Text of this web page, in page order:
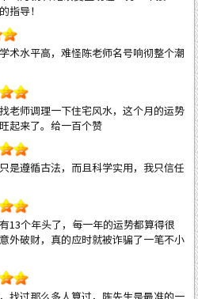
水平高，难怪陈老师名号响彻整个潮
师调理一下住宅风水，这个月的运势
起来了。给一百个赞
是遵循古法，而且科学实用，我只信任
13个年头了，每一年的运势都算得很
外破财，真的应时就被诈骗了一笔不小
过那么多人算过，陈先生是最准的一